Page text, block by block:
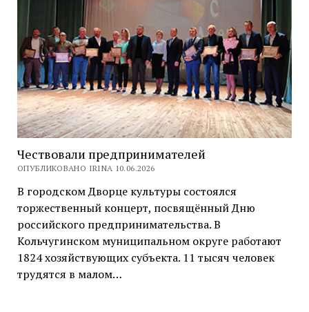
Чествовали предпринимателей
ОПУБЛИКОВАНО IRINA 10.06.2026
В городском Дворце культуры состоялся
торжественный концерт, посвящённый Дню
российского предпринимательства. В
Кольчугинском муниципальном округе работают
1824 хозяйствующих субъекта. 11 тысяч человек
трудятся в малом…